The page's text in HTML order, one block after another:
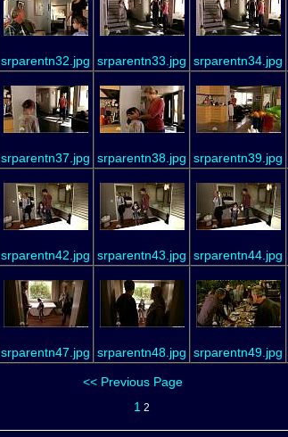
srparentn32.jpg srparentn33.jpg srparentn34.jpg
srparentn37.jpg srparentn38.jpg srparentn39.jpg
srparentn42.jpg srparentn43.jpg srparentn44.jpg
srparentn47.jpg srparentn48.jpg srparentn49.jpg
<< Previous Page
1 2